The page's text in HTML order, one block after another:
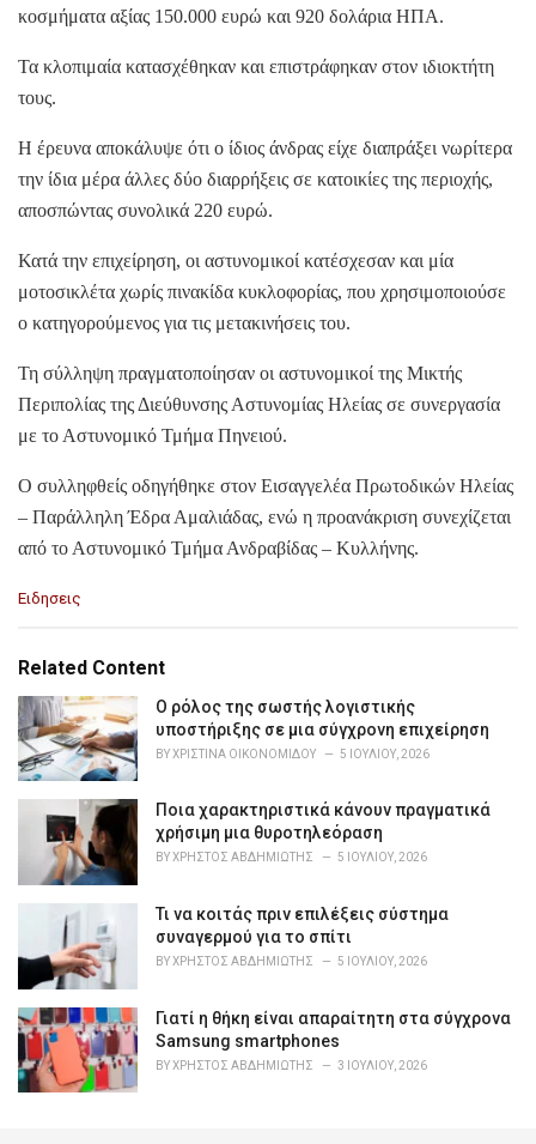
κοσμήματα αξίας 150.000 ευρώ και 920 δολάρια ΗΠΑ.
Τα κλοπιμαία κατασχέθηκαν και επιστράφηκαν στον ιδιοκτήτη
τους.
Η έρευνα αποκάλυψε ότι ο ίδιος άνδρας είχε διαπράξει νωρίτερα
την ίδια μέρα άλλες δύο διαρρήξεις σε κατοικίες της περιοχής,
αποσπώντας συνολικά 220 ευρώ.
Κατά την επιχείρηση, οι αστυνομικοί κατέσχεσαν και μία
μοτοσικλέτα χωρίς πινακίδα κυκλοφορίας, που χρησιμοποιούσε
ο κατηγορούμενος για τις μετακινήσεις του.
Τη σύλληψη πραγματοποίησαν οι αστυνομικοί της Μικτής
Περιπολίας της Διεύθυνσης Αστυνομίας Ηλείας σε συνεργασία
με το Αστυνομικό Τμήμα Πηνειού.
Ο συλληφθείς οδηγήθηκε στον Εισαγγελέα Πρωτοδικών Ηλείας
– Παράλληλη Έδρα Αμαλιάδας, ενώ η προανάκριση συνεχίζεται
από το Αστυνομικό Τμήμα Ανδραβίδας – Κυλλήνης.
C
e
o
r
i
e
Ειδησεις
Related Content
Ο ρόλος της σωστής λογιστικής
υποστήριξης σε μια σύγχρονη επιχείρηση
BYΧΡΙΣΤΊΝΑ ΟΙΚΟΝΟΜΊΔΟΥ 5 ΙΟΥΛΊΟΥ, 2026
Ποια χαρακτηριστικά κάνουν πραγματικά
χρήσιμη μια θυροτηλεόραση
BYΧΡΉΣΤΟΣ ΑΒΔΗΜΙΏΤΗΣ 5 ΙΟΥΛΊΟΥ, 2026
Τι να κοιτάς πριν επιλέξεις σύστημα
συναγερμού για το σπίτι
BYΧΡΉΣΤΟΣ ΑΒΔΗΜΙΏΤΗΣ 5 ΙΟΥΛΊΟΥ, 2026
Γιατί η θήκη είναι απαραίτητη στα σύγχρονα
Samsung smartphones
BYΧΡΉΣΤΟΣ ΑΒΔΗΜΙΏΤΗΣ 3 ΙΟΥΛΊΟΥ, 2026